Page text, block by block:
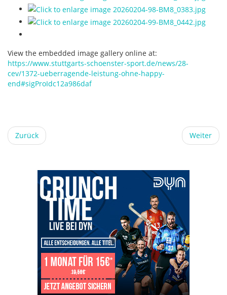
View the embedded image gallery online at:
https://www.stuttgarts-schoenster-sport.de/news/28-
cev/1372-ueberragende-leistung-ohne-happy-
end#sigProIdc12a986daf
Zurück Weiter